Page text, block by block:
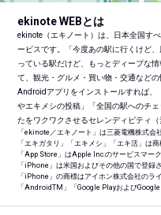
ekinote WEBとは
ekinote（エキノート）は、日本全国す
ービスです。「今度あの駅に行くけど
っている駅だけど、もっとディープな
て、観光・グルメ・買い物・交通など
Androidアプリをインストールすれば、
やエキメシの投稿」「全国の駅へのチ
たをワクワクさせるセレンディピティ
「ekinote／エキノート」は三菱電機株式会
「エキガタリ」「エキメシ」「エキ活」は商
「App Store」はApple Inc.のサービスマーク
「iPhone」は米国およびその他の国で登録
「iPhone」の商標はアイホン株式会社のラ
「AndroidTM 」「Google Playおよび